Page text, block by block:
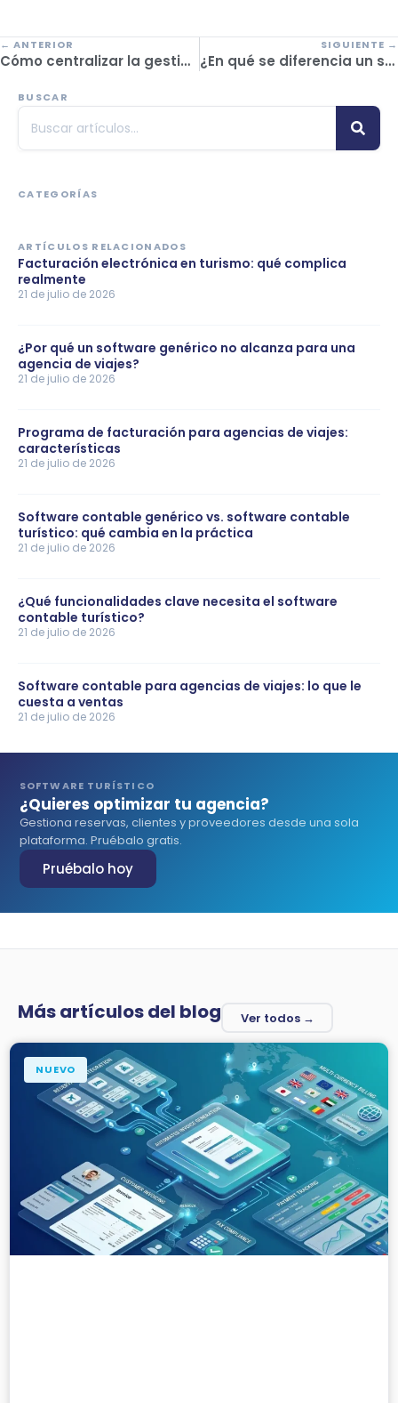
← ANTERIOR
Cómo centralizar la gestión de tu agencia sin caos
SIGUIENTE →
¿En qué se diferencia un software administrativo de un sistema de reservas para agencias de viajes?
BUSCAR
CATEGORÍAS
ARTÍCULOS RELACIONADOS
Facturación electrónica en turismo: qué complica
realmente
21 de julio de 2026
¿Por qué un software genérico no alcanza para una
agencia de viajes?
21 de julio de 2026
Programa de facturación para agencias de viajes:
características
21 de julio de 2026
Software contable genérico vs. software contable
turístico: qué cambia en la práctica
21 de julio de 2026
¿Qué funcionalidades clave necesita el software
contable turístico?
21 de julio de 2026
Software contable para agencias de viajes: lo que le
cuesta a ventas
21 de julio de 2026
SOFTWARE TURÍSTICO
¿Quieres optimizar tu agencia?
Gestiona reservas, clientes y proveedores desde una sola
plataforma. Pruébalo gratis.
Pruébalo hoy
Más artículos del blog Ver todos →
NUEVO